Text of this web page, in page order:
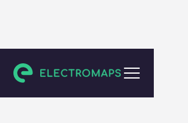
Jackson County